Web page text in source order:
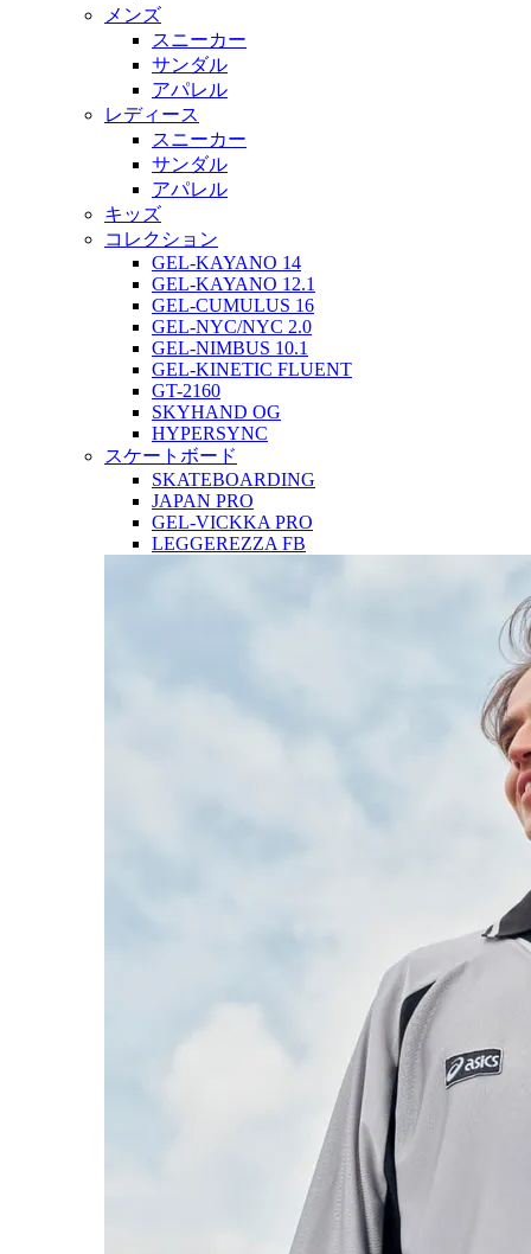
メンズ
スニーカー
サンダル
アパレル
レディース
スニーカー
サンダル
アパレル
キッズ
コレクション
GEL-KAYANO 14
GEL-KAYANO 12.1
GEL-CUMULUS 16
GEL-NYC/NYC 2.0
GEL-NIMBUS 10.1
GEL-KINETIC FLUENT
GT-2160
SKYHAND OG
HYPERSYNC
スケートボード
SKATEBOARDING
JAPAN PRO
GEL-VICKKA PRO
LEGGEREZZA FB